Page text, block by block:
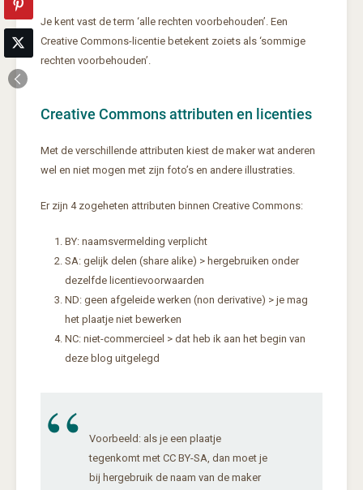
Je kent vast de term ‘alle rechten voorbehouden’. Een
Creative Commons-licentie betekent zoiets als ‘sommige
rechten voorbehouden’.
Creative Commons attributen en licenties
Met de verschillende attributen kiest de maker wat anderen
wel en niet mogen met zijn foto’s en andere illustraties.
Er zijn 4 zogeheten attributen binnen Creative Commons:
BY: naamsvermelding verplicht
SA: gelijk delen (share alike) > hergebruiken onder
dezelfde licentievoorwaarden
ND: geen afgeleide werken (non derivative) > je mag
het plaatje niet bewerken
NC: niet-commercieel > dat heb ik aan het begin van
deze blog uitgelegd
Voorbeeld: als je een plaatje
tegenkomt met CC BY-SA, dan moet je
bij hergebruik de naam van de maker